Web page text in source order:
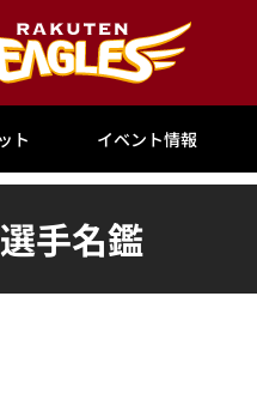
ト イベント情報
選手名鑑